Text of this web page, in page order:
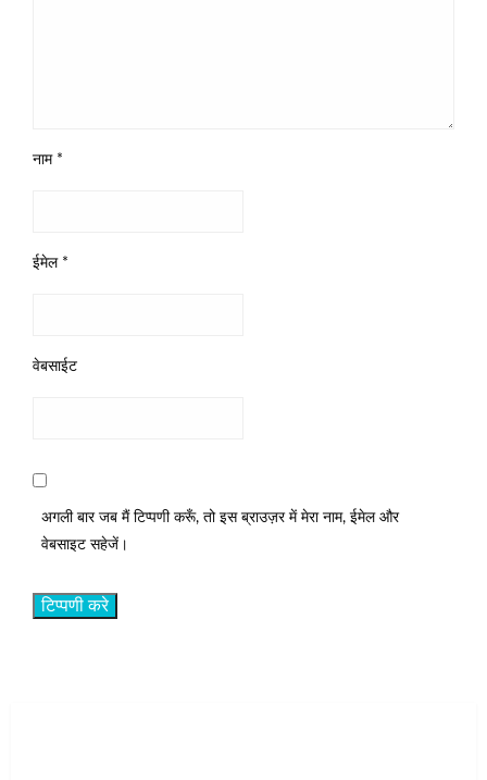
नाम *
ईमेल *
वेबसाईट
अगली बार जब मैं टिप्पणी करूँ, तो इस ब्राउज़र में मेरा नाम, ईमेल और
वेबसाइट सहेजें।